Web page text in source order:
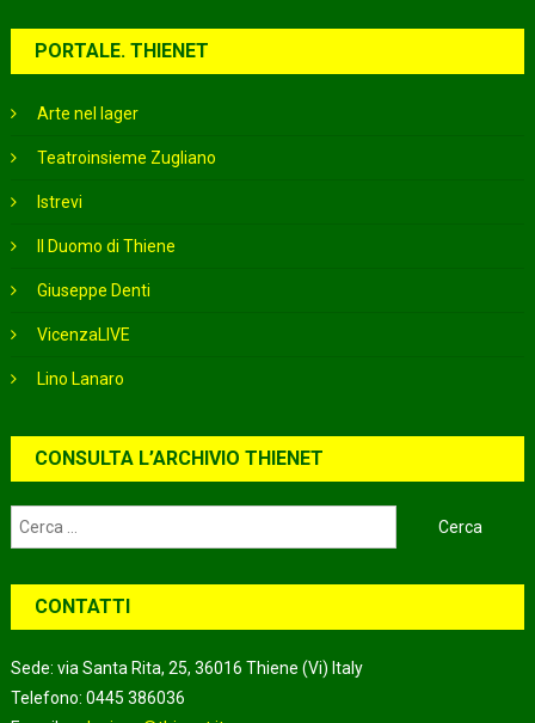
PORTALE. THIENET
Arte nel lager
Teatroinsieme Zugliano
Istrevi
Il Duomo di Thiene
Giuseppe Denti
VicenzaLIVE
Lino Lanaro
CONSULTA L’ARCHIVIO THIENET
Ricerca
per:
CONTATTI
Sede: via Santa Rita, 25, 36016 Thiene (Vi) Italy
Telefono: 0445 386036